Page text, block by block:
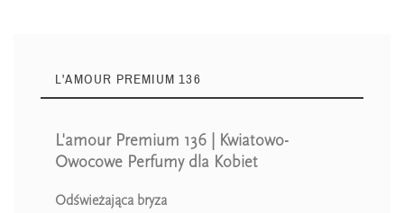
L'AMOUR PREMIUM 136
L'amour Premium 136 | Kwiatowo-
Owocowe Perfumy dla Kobiet
Odświeżająca bryza